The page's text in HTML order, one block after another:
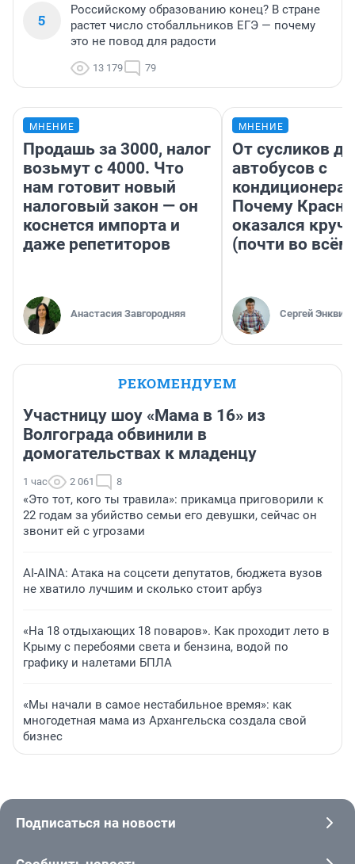
5
Российскому образованию конец? В стране
растет число стобалльников ЕГЭ — почему
это не повод для радости
13 179 79
МНЕНИЕ
Продашь за 3000, налог
возьмут с 4000. Что
нам готовит новый
налоговый закон — он
коснется импорта и
даже репетиторов
Анастасия Завгородняя
МНЕНИЕ
От сусликов до
автобусов с
Почему
оказался
(почти во
Сергей Энквист
РЕКОМЕНДУЕМ
Участницу шоу «Мама в 16» из
Волгограда обвинили в
домогательствах к младенцу
1 час 2 061 8
«Это тот, кого ты травила»: прикамца приговорили к
22 годам за убийство семьи его девушки, сейчас он
звонит ей с угрозами
AI-AINA: Атака на соцсети депутатов, бюджета вузов
не хватило лучшим и сколько стоит арбуз
«На 18 отдыхающих 18 поваров». Как проходит лето в
Крыму с перебоями света и бензина, водой по
графику и налетами БПЛА
«Мы начали в самое нестабильное время»: как
многодетная мама из Архангельска создала свой
бизнес
Подписаться на новости